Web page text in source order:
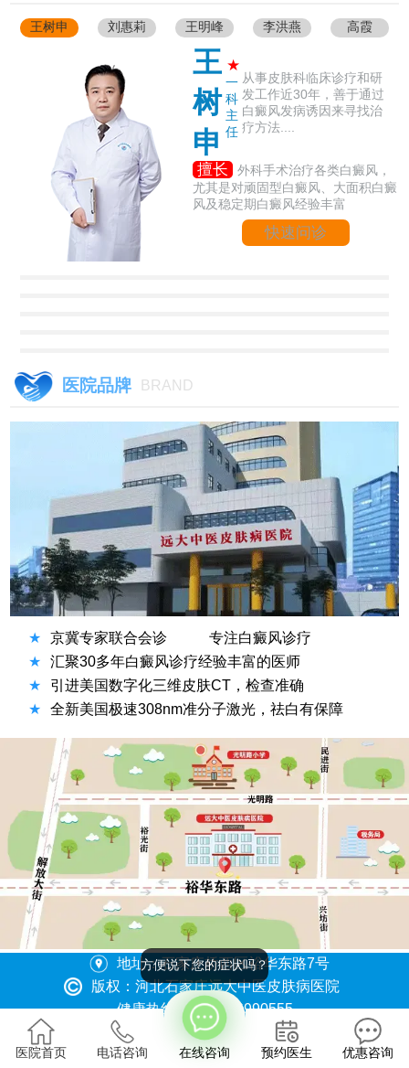
王树申 刘惠莉 王明峰 李洪燕 高霞
王
树
申
★
一
科
主
任
从事皮肤科临床诊疗和研
发工作近30年，善于通过
白癜风发病诱因来寻找治
疗方法....
擅长
外科手术治疗各类白癜风，
尤其是对顽固型白癜风、大面积白癜
风及稳定期白癜风经验丰富
快速问诊
医院品牌 BRAND
★ 京冀专家联合会诊
专注白癜风诊疗
★
汇聚30多年白癜风诊疗经验丰富的医师
★
引进美国数字化三维皮肤CT，检查准确
★
全新美国极速308nm准分子激光，祛白有保障
地址：石家庄桥西区裕华东路7号
版权：河北石家庄远大中医皮肤病医院
健康热线：0311-86990555
冀ICP备2023015620号
医院首页 电话咨询 在线咨询
方便说下您的症状吗？
预约医生 优惠咨询